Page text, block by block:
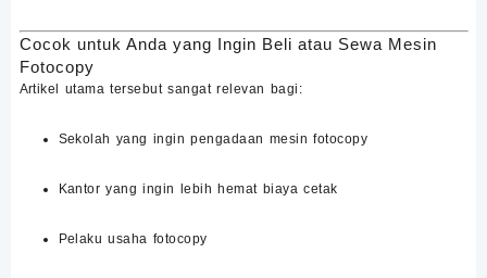
Cocok untuk Anda yang Ingin Beli atau Sewa Mesin
Fotocopy
Artikel utama tersebut sangat relevan bagi:
Sekolah yang ingin pengadaan mesin fotocopy
Kantor yang ingin lebih hemat biaya cetak
Pelaku usaha fotocopy